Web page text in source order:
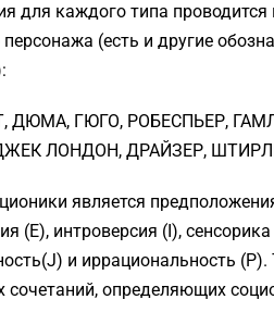
для каждого типа проводится
персонажа (есть и другие
ДЮМА, ГЮГО, РОБЕСПЬЕР,
ЛОНДОН, ДРАЙЗЕР,
является
(E), интроверсия (I),
и иррациональность
сочетаний, определяющих